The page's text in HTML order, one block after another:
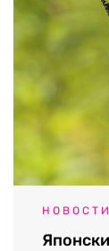
НОВОСТИ